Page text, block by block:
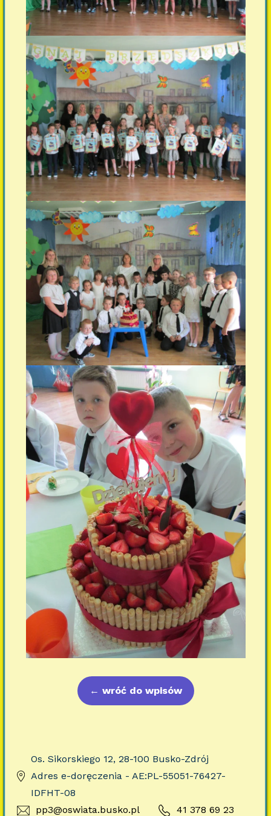
← wróć do wpisów
Os. Sikorskiego 12, 28-100 Busko-Zdrój
Adres e-doręczenia - AE:PL-55051-76427-
IDFHT-08
pp3@oswiata.busko.pl
41 378 69 23